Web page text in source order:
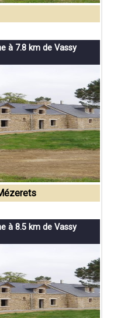
à 7.8 km de Vassy
à 8.5 km de Vassy